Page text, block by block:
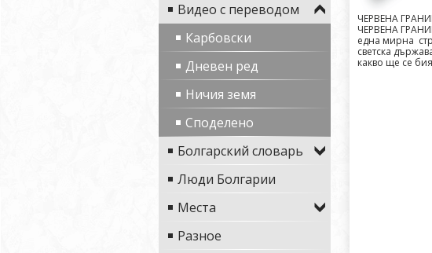
Видео с переводом
Карбовски
Дневен ред
Ничия земя
Споделено
Болгарский словарь
Люди Болгарии
Места
Разное
ЧЕРВЕНА
ЧЕРВЕНА
една мирна
светска
какво ще се